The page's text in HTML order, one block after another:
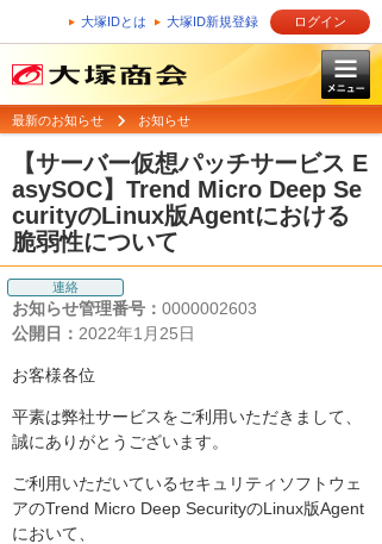
大塚IDとは 大塚ID新規登録 ログイン
最新のお知らせ お知らせ
【サーバー仮想パッチサービス E
asySOC】Trend Micro Deep Se
curityのLinux版Agentにおける
脆弱性について
連絡
お知らせ管理番号： 0000002603
公開日： 2022年1月25日
お客様各位
平素は弊社サービスをご利用いただきまして、
誠にありがとうございます。
ご利用いただいているセキュリティソフトウェ
アのTrend Micro Deep SecurityのLinux版Agent
において、